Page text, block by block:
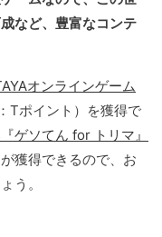
など、豊富なコンテ
オンラインゲーム
Tポイント）を獲得で
ゲソてん for トリマ』
獲得できるので、お
う。